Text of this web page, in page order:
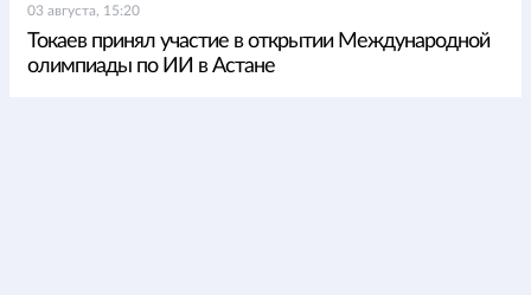
03 августа, 15:20
Токаев принял участие в открытии Международной
олимпиады по ИИ в Астане